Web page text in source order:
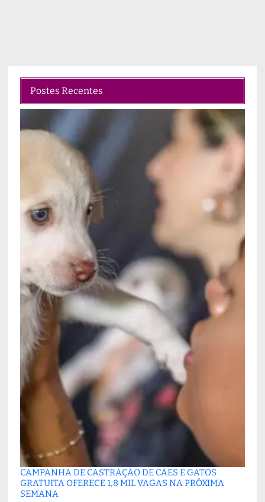
Postes Recentes
CAMPANHA DE CASTRAÇÃO DE CÃES E GATOS
GRATUITA OFERECE 1,8 MIL VAGAS NA PRÓXIMA
SEMANA